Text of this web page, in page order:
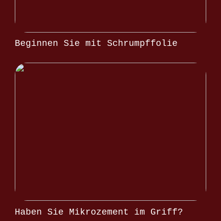
Beginnen Sie mit Schrumpffolie
Haben Sie Mikrozement im Griff?